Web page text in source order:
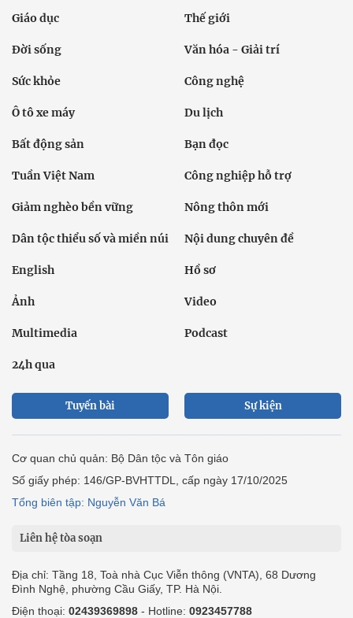
Giáo dục Thế giới
Đời sống Văn hóa - Giải trí
Sức khỏe Công nghệ
Ô tô xe máy Du lịch
Bất động sản Bạn đọc
Tuần Việt Nam Công nghiệp hỗ trợ
Giảm nghèo bền vững Nông thôn mới
Dân tộc thiểu số và miền núi Nội dung chuyên đề
English Hồ sơ
Ảnh Video
Multimedia Podcast
24h qua
Tuyến bài Sự kiện
Cơ quan chủ quản: Bộ Dân tộc và Tôn giáo
Số giấy phép: 146/GP-BVHTTDL, cấp ngày 17/10/2025
Tổng biên tập: Nguyễn Văn Bá
Liên hệ tòa soạn
Địa chỉ: Tầng 18, Toà nhà Cục Viễn thông (VNTA), 68 Dương
Đình Nghệ, phường Cầu Giấy, TP. Hà Nội.
Điện thoại: 02439369898 - Hotline: 0923457788